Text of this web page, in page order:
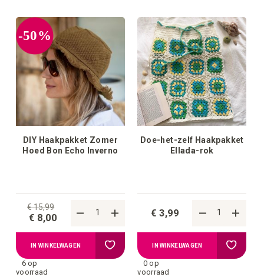
aan
verlanglijstje
aan
-50%
DIY Haakpakket Zomer
Hoed Bon Echo Inverno
€ 15,99
€ 8,00
6 op
voorraad
IN WINKELWAGEN Voeg
Doe-het-zelf Haakpakket
Ellada-rok
€ 3,99
0 op
voorraad
IN WINKELWAGEN Voeg